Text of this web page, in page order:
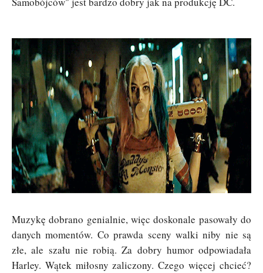
Muzykę dobrano genialnie, więc doskonale pasowały do
danych momentów. Co prawda sceny walki niby nie są
złe, ale szału nie robią. Za dobry humor odpowiadała
Harley. Wątek miłosny zaliczony. Czego więcej chcieć?